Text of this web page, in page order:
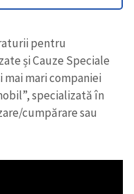
pentru
și Cauze Speciale
mai mari companiei
specializată în
cumpărare sau